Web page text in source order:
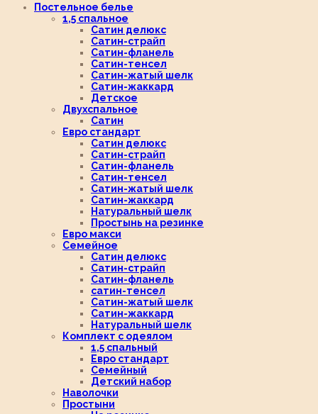
Постельное белье
1,5 спальное
Сатин делюкс
Сатин-страйп
Сатин-фланель
Сатин-тенсел
Сатин-жатый шелк
Сатин-жаккард
Детское
Двухспальное
Сатин
Евро стандарт
Сатин делюкс
Сатин-страйп
Сатин-фланель
Сатин-тенсел
Сатин-жатый шелк
Сатин-жаккард
Натуральный шелк
Простынь на резинке
Евро макси
Семейное
Сатин делюкс
Сатин-страйп
Сатин-фланель
сатин-тенсел
Сатин-жатый шелк
Сатин-жаккард
Натуральный шелк
Комплект с одеялом
1,5 спальный
Евро стандарт
Семейный
Детский набор
Наволочки
Простыни